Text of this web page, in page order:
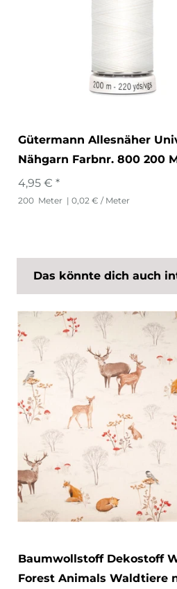
Gütermann Allesnäher
Nähgarn Farbnr. 800 200
4,95 € *
200 Meter | 0,02 € / Meter
Das könnte dich auch
Baumwollstoff Dekostoff
Forest Animals Waldtiere